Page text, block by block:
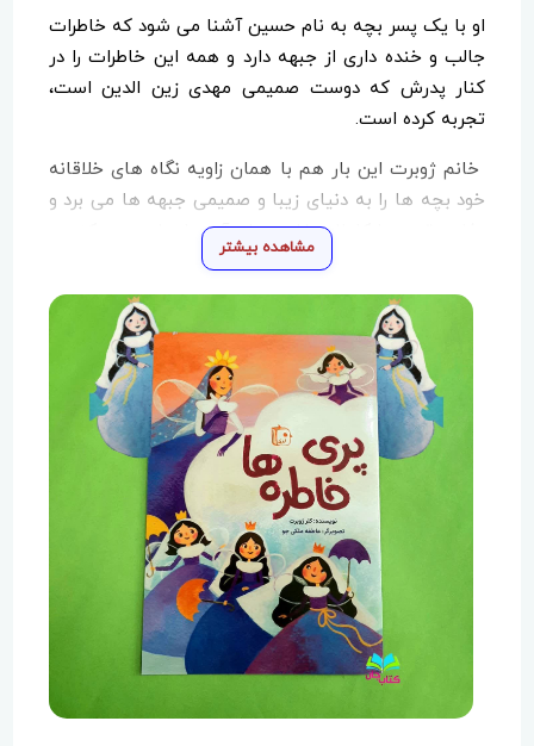
او با یک پسر بچه به نام حسین آشنا می شود که خاطرات
جالب و خنده داری از جبهه دارد و همه این خاطرات را در
کنار پدرش که دوست صمیمی مهدی زین الدین است،
تجربه کرده است.
خانم ژوبرت این بار هم با همان زاویه نگاه های خلاقانه
خود بچه ها را به دنیای زیبا و صمیمی جبهه ها می برد و
دفاع مقدس را کاملا متفاوت برای آن ها روایت می کند.
مشاهده بیشتر